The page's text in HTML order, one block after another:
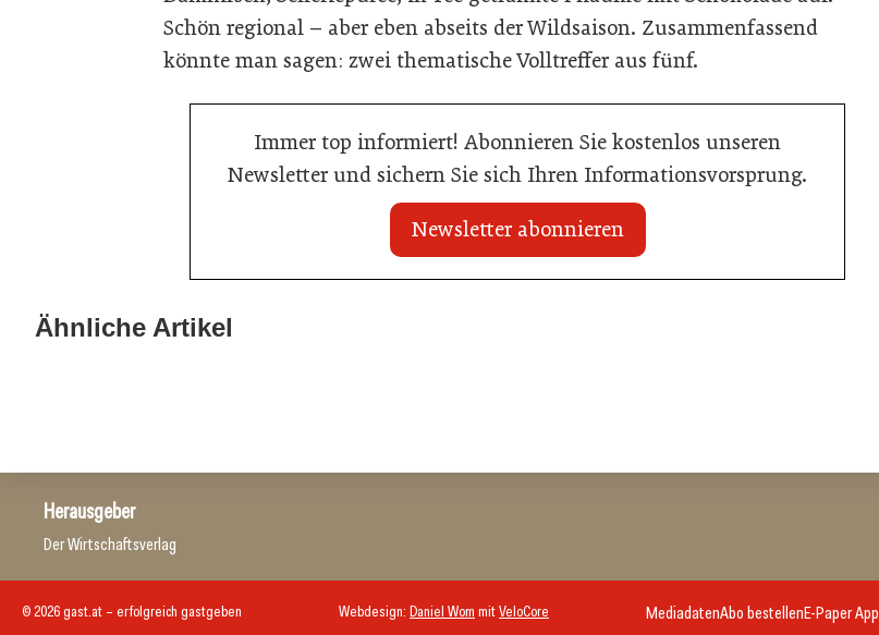
Schön regional – aber eben abseits der Wildsaison. Zusammenfassend
könnte man sagen: zwei thematische Volltreffer aus fünf.
Immer top informiert! Abonnieren Sie kostenlos unseren
Newsletter und sichern Sie sich Ihren Informationsvorsprung.
Newsletter abonnieren
Ähnliche Artikel
Neun von zehn Betrieben finden kaum
Herausgeber
Der Wirtschaftsverlag
© 2026 gast.at – erfolgreich gastgeben Webdesign: Daniel Wom mitVeloCore MediadatenAbo bestellenE-Paper App